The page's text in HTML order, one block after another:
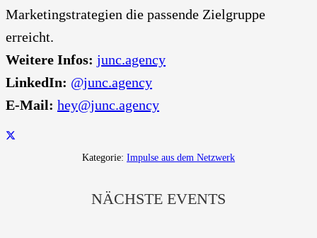
Marketingstrategien die passende Zielgruppe
erreicht.
Weitere Infos: junc.agency
LinkedIn: @junc.agency
E-Mail: hey@junc.agency
Kategorie: Impulse aus dem Netzwerk
NÄCHSTE EVENTS